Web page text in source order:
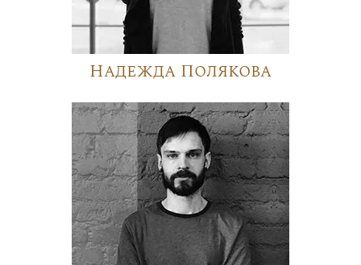
Надежда Полякова